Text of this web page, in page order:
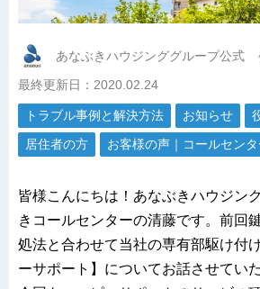
あなぶきハウジンググループ公式
最終更新日：2020.02.24
トラブル事例と解決方法 お知らせ
居住者の方
お客様の声｜コールセンタ
皆様こんにちは！あなぶきハウジ
きコールセンターの清藤です。前回
処法と合わせて当社の専有部駆け付
ーサポート】についてお話させてい